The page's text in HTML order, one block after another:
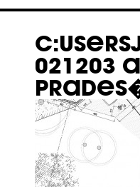
021203